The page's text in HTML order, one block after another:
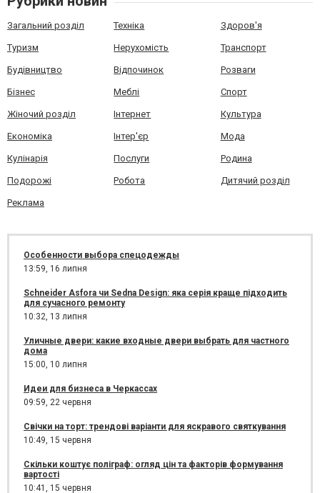
Загальний розділ Техніка Здоров'я
Туризм Нерухомість Транспорт
Будівництво Відпочинок Розваги
Бізнес Меблі Спорт
Жіночий розділ Інтернет Культура
Економіка Інтер'єр Мода
Кулінарія Послуги Родина
Подорожі Робота Дитячий розділ
Реклама
Особенности выбора спецодежды
13:59, 16 липня
Schneider Asfora чи Sedna Design: яка серія краще підходить
для сучасного ремонту
10:32, 13 липня
Уличные двери: какие входные двери выбрать для частного
дома
15:00, 10 липня
Идеи для бизнеса в Черкассах
09:59, 22 червня
Свічки на торт: трендові варіанти для яскравого святкування
10:49, 15 червня
Скільки коштує поліграф: огляд цін та факторів формування
вартості
10:41, 15 червня